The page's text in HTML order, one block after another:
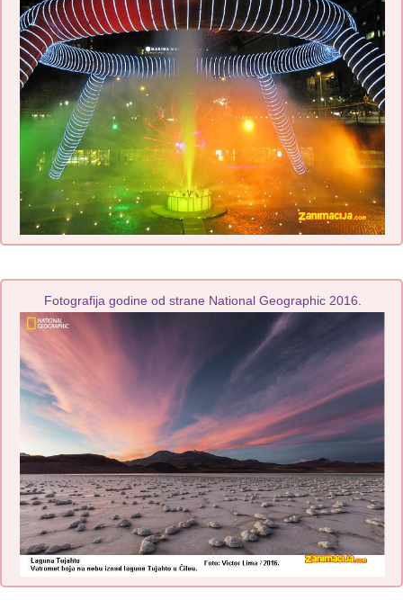
Fotografija godine od strane National Geographic 2016.